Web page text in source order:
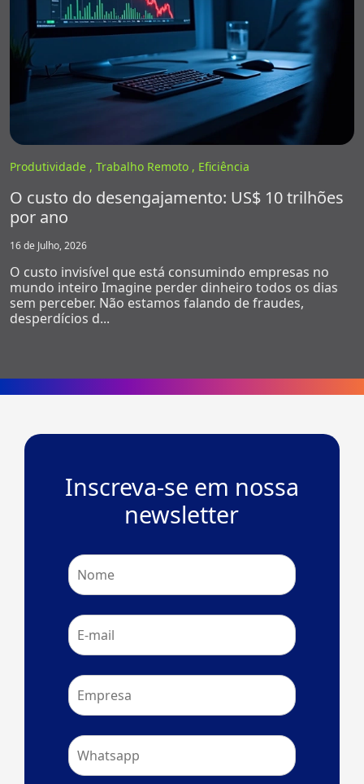
Produtividade , Trabalho Remoto , Eficiência
O custo do desengajamento: US$ 10 trilhões
por ano
16 de Julho, 2026
O custo invisível que está consumindo empresas no
mundo inteiro Imagine perder dinheiro todos os dias
sem perceber. Não estamos falando de fraudes,
desperdícios d...
Inscreva-se em nossa
newsletter